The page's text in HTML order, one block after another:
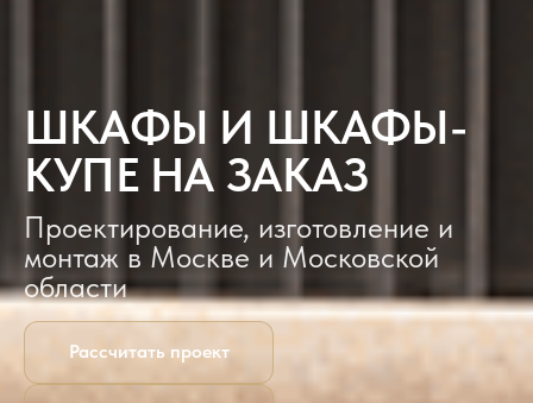
ШКАФЫ И ШКАФЫ-
КУПЕ НА ЗАКАЗ
Проектирование, изготовление и
монтаж в Москве и Московской
области
Рассчитать проект